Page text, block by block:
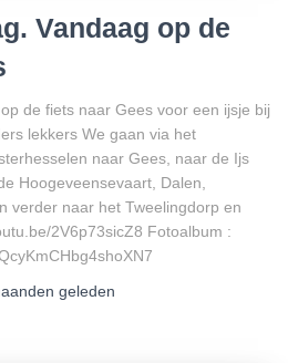
Vandaag op de
de fiets naar Gees voor een ijsje bij
lekkers We gaan via het
naar Gees, naar de Ijs
Hoogeveensevaart, Dalen,
verder naar het Tweelingdorp en
2V6p73sicZ8 Fotoalbum :
geleden